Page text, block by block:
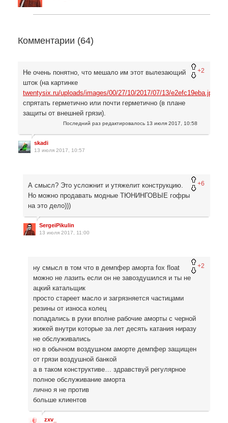
Комментарии (64)
+2
Не очень понятно, что мешало им этот вылезающий
шток (на картинке
twentysix.ru/uploads/images/00/27/10/2017/07/13/e2efc19eba.jpg
спрятать герметично или почти герметично (в плане
защиты от внешней грязи).
Последний раз редактировалось 13 июля 2017, 10:58
skadi
13 июля 2017, 10:57
+6
А смысл? Это усложнит и утяжелит конструкцию.
Но можно продавать модные ТЮНИНГОВЫЕ гофры
на это дело)))
SergeiPikulin
13 июля 2017, 11:00
+2
ну смысл в том что в демпфер аморта fox float
можно не лазить если он не завоздушился и ты не
ацкий катальщик
просто стареет масло и загрязняется частицами
резины от износа колец
попадались в руки вполне рабочие аморты с черной
жижей внутри которые за лет десять катания ниразу
не обслуживались
но в обычном воздушном аморте демпфер защищен
от грязи воздушной банкой
а в таком конструктиве… здравствуй регулярное
полное обслуживание аморта
лично я не против
больше клиентов
zxv_